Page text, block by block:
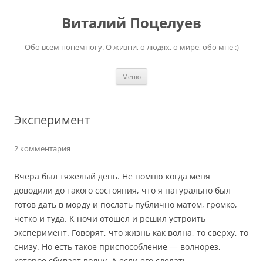
содержимомуВиталий Поцелуев
Обо всем понемногу. О жизни, о людях, о мире, обо мне :)
Меню
Эксперимент
2 комментария
Вчера был тяжелый день. Не помню когда меня
доводили до такого состояния, что я натурально был
готов дать в морду и послать публично матом, громко,
четко и туда. К ночи отошел и решил устроить
эксперимент. Говорят, что жизнь как волна, то сверху, то
снизу. Но есть такое приспособление — волнорез,